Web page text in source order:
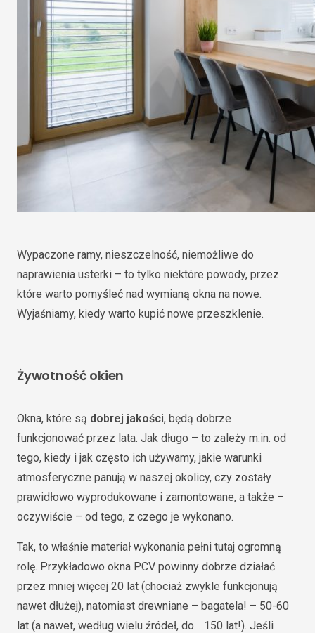
Wypaczone ramy, nieszczelność, niemożliwe do
naprawienia usterki – to tylko niektóre powody, przez
które warto pomyśleć nad wymianą okna na nowe.
Wyjaśniamy, kiedy warto kupić nowe przeszklenie.
Żywotność okien
Okna, które są dobrej jakości, będą dobrze
funkcjonować przez lata. Jak długo – to zależy m.in. od
tego, kiedy i jak często ich używamy, jakie warunki
atmosferyczne panują w naszej okolicy, czy zostały
prawidłowo wyprodukowane i zamontowane, a także –
oczywiście – od tego, z czego je wykonano.
Tak, to właśnie materiał wykonania pełni tutaj ogromną
rolę. Przykładowo okna PCV powinny dobrze działać
przez mniej więcej 20 lat (chociaż zwykle funkcjonują
nawet dłużej), natomiast drewniane – bagatela! – 50-60
lat (a nawet, według wielu źródeł, do… 150 lat!). Jeśli